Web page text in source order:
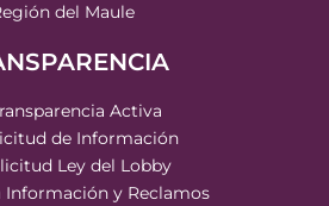
del Maule
Activa
de Información
Ley del Lobby
Información y Reclamos